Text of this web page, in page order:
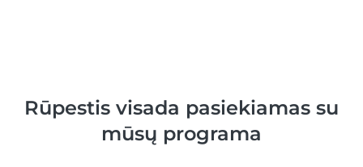
Rūpestis visada pasiekiamas su
mūsų programa